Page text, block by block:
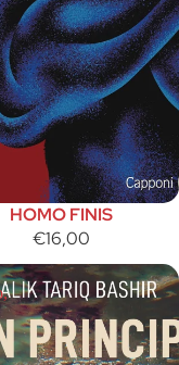
HOMO FINIS
€16,00